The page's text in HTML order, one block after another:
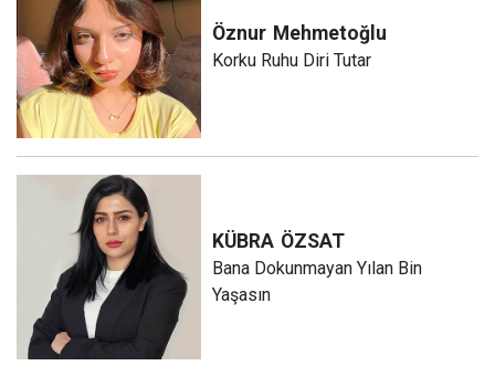
Öznur Mehmetoğlu
Korku Ruhu Diri Tutar
KÜBRA ÖZSAT
Bana Dokunmayan Yılan Bin
Yaşasın